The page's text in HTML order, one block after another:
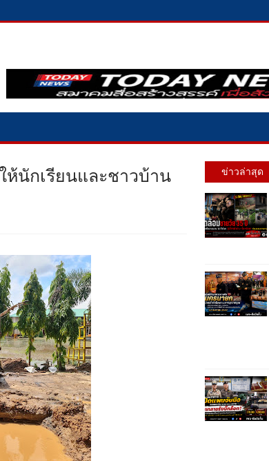
ห้นักเรียนและชาวบ้าน
ข่าวล่าสุด